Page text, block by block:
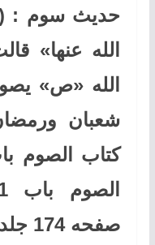
حديث سوم :
الله عنها»
الله «ص»
شعبان
صفحه 174 جلد1